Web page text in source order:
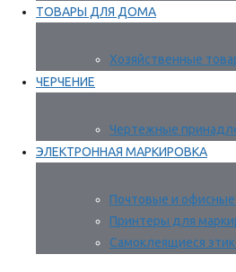
ТОВАРЫ ДЛЯ ДОМА
Хозяйственные
ЧЕРЧЕНИЕ
Чертежные
ЭЛЕКТРОННАЯ МАРКИРОВКА
Почтовые и
Принтеры для
Самоклеящиеся